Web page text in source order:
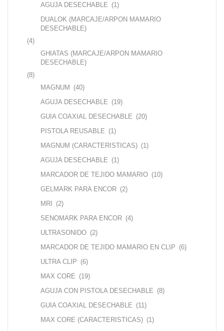
AGUJA DESECHABLE (1)
DUALOK (MARCAJE/ARPON MAMARIO
DESECHABLE)
(4)
GHIATAS (MARCAJE/ARPON MAMARIO
DESECHABLE)
(8)
MAGNUM (40)
AGUJA DESECHABLE (19)
GUIA COAXIAL DESECHABLE (20)
PISTOLA REUSABLE (1)
MAGNUM (CARACTERISTICAS) (1)
AGUJA DESECHABLE (1)
MARCADOR DE TEJIDO MAMARIO (10)
GELMARK PARA ENCOR (2)
MRI (2)
SENOMARK PARA ENCOR (4)
ULTRASONIDO (2)
MARCADOR DE TEJIDO MAMARIO EN CLIP (6)
ULTRA CLIP (6)
MAX CORE (19)
AGUJA CON PISTOLA DESECHABLE (8)
GUIA COAXIAL DESECHABLE (11)
MAX CORE (CARACTERISTICAS) (1)